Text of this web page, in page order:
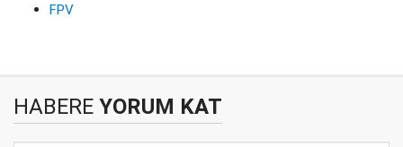
FPV
HABERE YORUM KAT